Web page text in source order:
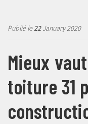
Publié le22January 2020
Mieux
toiture 31